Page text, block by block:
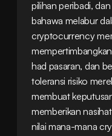
pilihan peribadi,
bahawa melabur
cryptocurrency
had pasaran, dan
toleransi risiko
membuat
memberikan
nilai mana-mana